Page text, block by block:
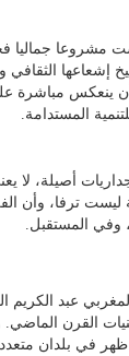
مشروعا
إشعاعها
ينعكس مباشرة
المستدامة.
أصيلة، لا
ليست ترفا، وأن
وفي المستقبل.
عبد الكريم
القرن
في بلدان